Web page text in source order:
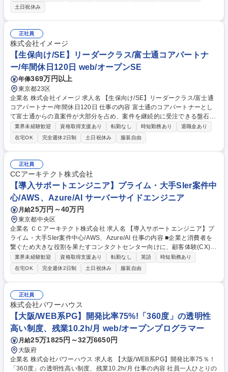
ェクトで実務経験を積んでいただきます。 【取引先】大手アミューズメン
ト企業、コンサルティングファーム等と直接取引をしています！ 《未経験
からのキャリアパス》 （例）未経験入社→研修→プログラム開発→設計・
客先同行→昇格 ★先輩社員が１on1で伴走しながら手厚くフォローしま
す。「楽しむこと」「しんどいを作らない」ために自身で目標を設定して
いただきます。 募集職種 東京[システムエンジニア/第二新卒]100%自社内
開発/1on1研修で安心/年休123日
土日祝休み
正社員
株式会社イメージ
【生保向け/SE】リーダークラス/富士通コアパートナ
ー/年間休日120日 web/オープンSE
年俸369万円以上
東京都23区
企業名 株式会社イメージ 求人名 【生保向け/SE】リーダークラス/富士通
コアパートナー/年間休日120日 仕事の内容 富士通のコアパートナーとし
て富士通からの直案件が大部分を占め、案件を継続的に受注できる盤石企
業体制。上流～下流までのPJT全体を見渡すことができ、SEとして経験の
幅を広げる事も可能です！ 金融系システムという大きな社会インフラの中
枢に関わる事ができ、社会的なインパクトを実感できるPJTに携わる事が
できます。 また少数精鋭だからこそ、1人1人がシステム開発に深く広く
関わる事ができ、それを通じた会社の成長を実感する事ができます！ 【魅
力】日本を代表する企業の「コアパートナー」という立場で開発する責任
とやりがい、社会的な影響度を感じる事が出来ます！ 募集職種 【生保向
け/SE】リーダークラス/富士通コアパートナー/年間休日120日
業界未経験歓迎 資格取得支援あり 転勤なし 時短勤務あり
退職金あり
在宅OK
完全週休2日制 土日祝休み 服装自由
正社員
CCアーキテクト株式会社
【導入サポートエンジニア】プライム・大手SIer案件中
心/AWS、Azure/AI サーバーサイドエンジニア
月給25万円～40万円
東京都中央区
企業名 ＣＣアーキテクト株式会社 求人名 【導入サポートエンジニア】プ
ライム・大手SIer案件中心/AWS、Azure/AI 仕事の内容 ■企業と消費者を
繋ぐため大きな役割を果たすコンタクトセンター向けに、顧客体験(CX)を
磨く各種海外製ソフトウェアの導入・サポートエンジニアをお任せしま
す。■エンドユーザーであるプライム企業から直接依頼 をいただき、クラ
イアントの要求をヒアリング/分析しながら、海外製AI活用パッケージのク
ラウド環境での導入を支援しその後のサポートまで行う、最先端の技術に
触れられる環境です。 【担当ソリューション】■CX品質保証ソフトウェア
「Cyara」■クラウド型コールシステム「Genesys Cloud」※代表自身も
コールセンター事業の経験を持っており、長年の経験からプライム上場企
業からも直接の信頼を得ています 募集職種 【導入サポートエンジニア】
プライム・大手SIer案件中心/AWS、Azure/AI
業界未経験歓迎 資格取得支援あり 転勤なし 英語
時短勤務あり
在宅OK
完全週休2日制 土日祝休み 服装自由
正社員
株式会社パワーハウス
【大阪/WEB系PG】開発比率75%!「360度」の透明性
高い制度、残業10.2h/月 web/オープンプログラマー
月給25万1825円～32万6650円
大阪府
企業名 株式会社パワーハウス 求人名 【大阪/WEB系PG】開発比率75％！
「360度」の透明性高い制度、残業10.2h/月 仕事の内容 社員一人ひとりの